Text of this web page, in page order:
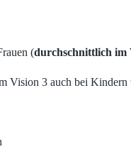
(durchschnittlich im
Vision 3 auch bei Kindern